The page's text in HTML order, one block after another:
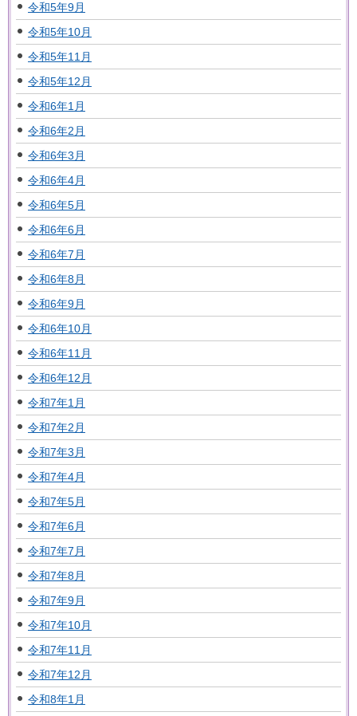
令和5年9月
令和5年10月
令和5年11月
令和5年12月
令和6年1月
令和6年2月
令和6年3月
令和6年4月
令和6年5月
令和6年6月
令和6年7月
令和6年8月
令和6年9月
令和6年10月
令和6年11月
令和6年12月
令和7年1月
令和7年2月
令和7年3月
令和7年4月
令和7年5月
令和7年6月
令和7年7月
令和7年8月
令和7年9月
令和7年10月
令和7年11月
令和7年12月
令和8年1月